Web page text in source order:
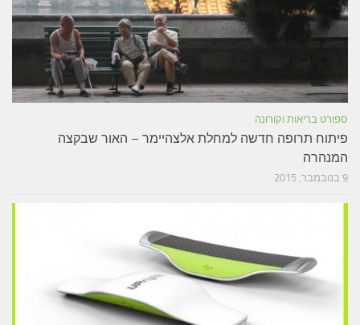
ספורט בריאות וקורונה
פיתוח תרופה חדשה למחלת אלצהיימר – האור שבקצה
המנהרה
9 בנובמבר, 2015